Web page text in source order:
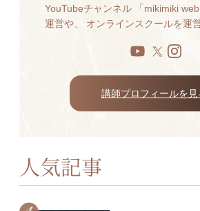
YouTubeチャンネル 「mikimiki
運営や、 オンラインスクールを運営
講師プロフィールを見
人気記事